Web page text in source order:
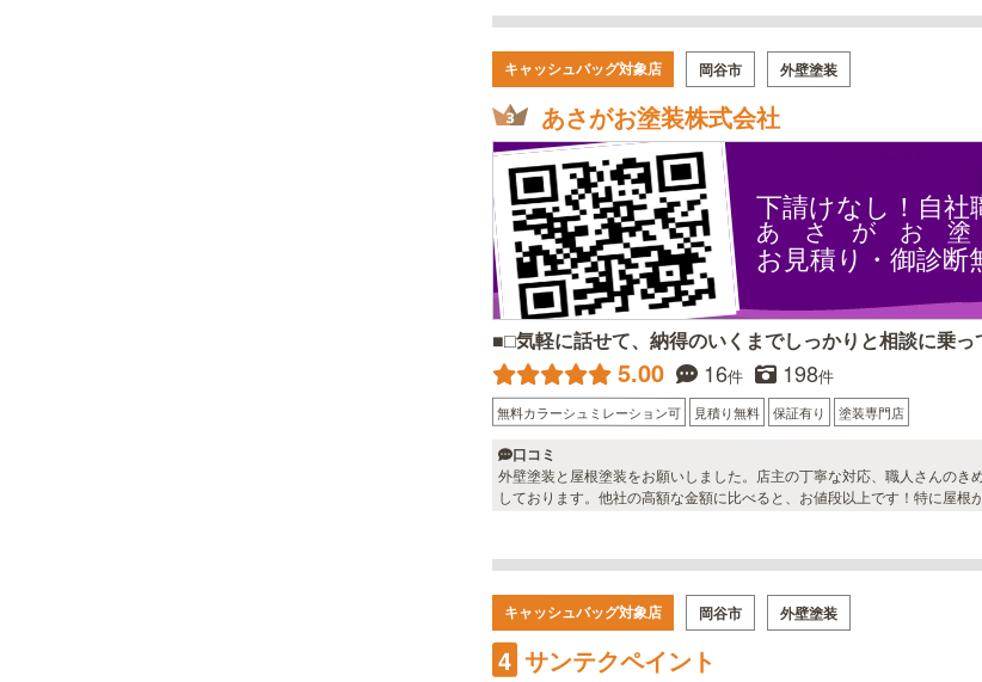
いただき、その都度説明もしてくださったので、不安は杞憂に終わりま
す。
キャッシュバッグ対象店 岡谷市 外壁塗装
あさがお塗装株式会社
下請けなし！自社
あ さ が お
お見積り・御診断
■□気軽に話せて、納得のいくまでしっかりと相談に乗
5.00 16件 198件
無料カラーシュミレーション可 見積り無料 保証有り 塗装専門店
口コミ
外壁塗装と屋根塗装をお願いしました。店主の丁寧な対応、職人さんの
しております。他社の高額な金額に比べると、お値段以上です！特に屋根
キャッシュバッグ対象店 岡谷市 外壁塗装
4 サンテクペイント